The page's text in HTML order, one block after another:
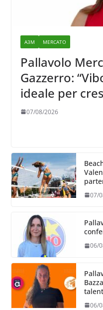
A3M MERCATO
Pallavolo
Gazzerro:
ideale per
alla prova”
07/08/2026
07/
06/
06/